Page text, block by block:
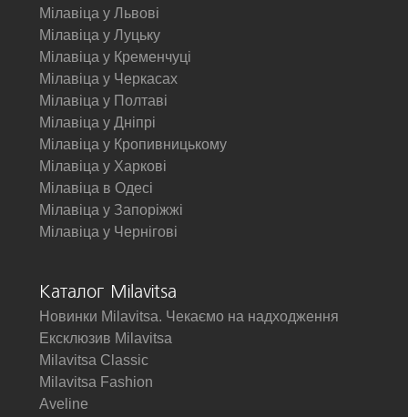
Мілавіца у Львові
Мілавіца у Луцьку
Мілавіца у Кременчуці
Мілавіца у Черкасах
Мілавіца у Полтаві
Мілавіца у Дніпрі
Мілавіца у Кропивницькому
Мілавіца у Харкові
Мілавіца в Одесі
Мілавіца у Запоріжжі
Мілавіца у Чернігові
Каталог Milavitsa
Новинки Milavitsa. Чекаємо на надходження
Ексклюзив Milavitsa
Milavitsa Classic
Milavitsa Fashion
Aveline